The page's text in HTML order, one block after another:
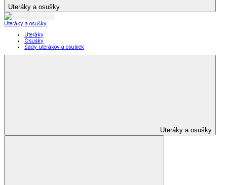
Uteráky a osušky
Uteráky a osušky
Uteráky
Osušky
Sady uterákov a osušiek
Uteráky a osušky